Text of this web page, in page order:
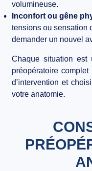
volumineuse.
Inconfort ou gêne
tensions ou sensation
demander un nouvel
Chaque situation est
préopératoire
d’intervention et
votre anatomie.